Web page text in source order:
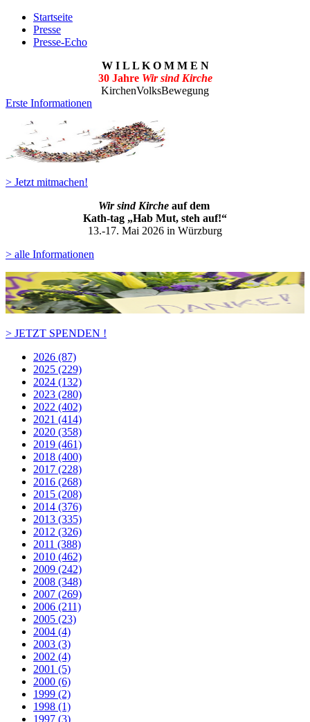
Startseite
Presse
Presse-Echo
W I L L K O M M E N
30 Jahre Wir sind Kirche
KirchenVolksBewegung
Erste Informationen
> Jetzt mitmachen!
Wir sind Kirche auf dem
Kath-tag „Hab Mut, steh auf!“
13.-17. Mai 2026 in Würzburg
> alle Informationen
> JETZT SPENDEN !
2026 (87)
2025 (229)
2024 (132)
2023 (280)
2022 (402)
2021 (414)
2020 (358)
2019 (461)
2018 (400)
2017 (228)
2016 (268)
2015 (208)
2014 (376)
2013 (335)
2012 (326)
2011 (388)
2010 (462)
2009 (242)
2008 (348)
2007 (269)
2006 (211)
2005 (23)
2004 (4)
2003 (3)
2002 (4)
2001 (5)
2000 (6)
1999 (2)
1998 (1)
1997 (3)